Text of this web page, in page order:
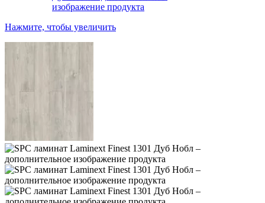
Нажмите, чтобы увеличить